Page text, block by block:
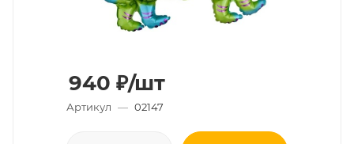
940 ₽/шт
Артикул — 02147